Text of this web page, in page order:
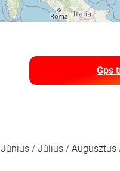
Gps
Június / Július / Augusztus